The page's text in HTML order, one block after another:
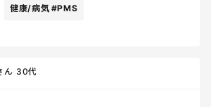
かりにくくて
を躊躇っちゃいがちなんだけど
健康/病気 #PMS
ん 30代